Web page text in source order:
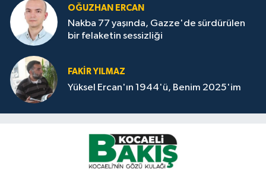
OĞUZHAN ERCAN
Nakba 77 yaşında, Gazze'de sürdürülen
bir felaketin sessizliği
FAKİR YILMAZ
Yüksel Ercan'ın 1944'ü, Benim 2025'im